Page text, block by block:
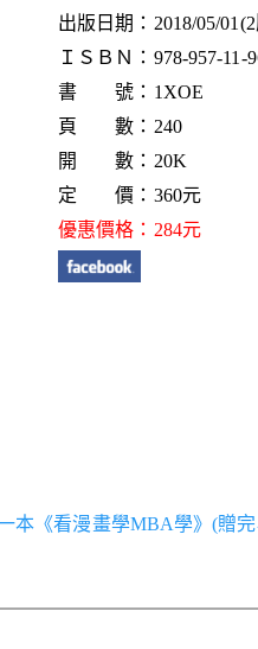
出版日期：2018/05/
ＩＳＢＮ：978-957-11-
書 號：1XOE
頁 數：240
開 數：20K
定 價：360元
優惠價格：284元
本《看漫畫學MBA學》(贈